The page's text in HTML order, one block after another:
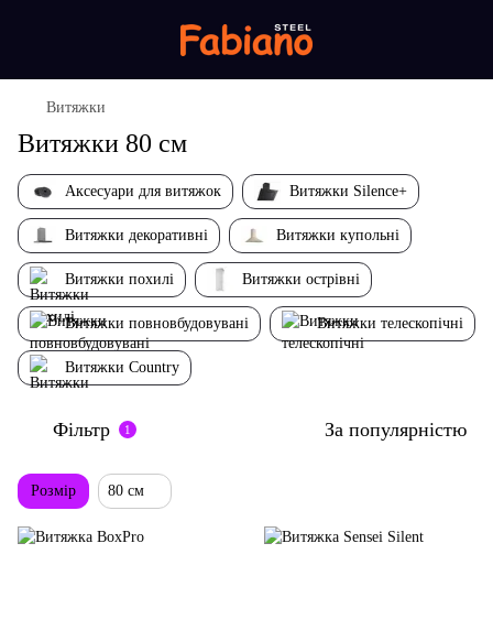
Витяжки
Витяжки 80 см
Аксесуари для витяжок Витяжки Silence+
Витяжки декоративні Витяжки купольні
Витяжки похилі Витяжки острівні
Витяжки повновбудовувані Витяжки телескопічні
Витяжки Country
Фільтр 1 За популярністю
Розмір 80 см